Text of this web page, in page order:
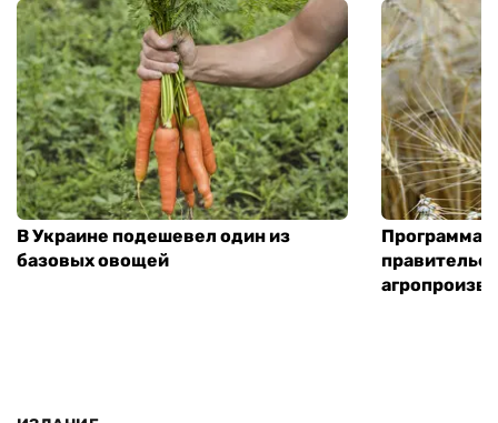
В Украине подешевел один из
базовых овощей
Программа